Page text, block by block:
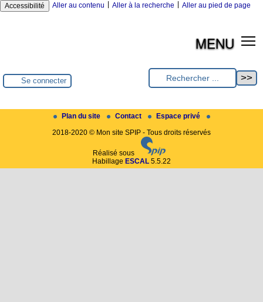
Accessibilité Aller au contenu Aller à la recherche Aller au pied de page
MENU
Se connecter
Plan du site Contact
Espace privé
2018-2020 © Mon site SPIP - Tous droits réservés
Réalisé sous
Habillage ESCAL 5.5.22